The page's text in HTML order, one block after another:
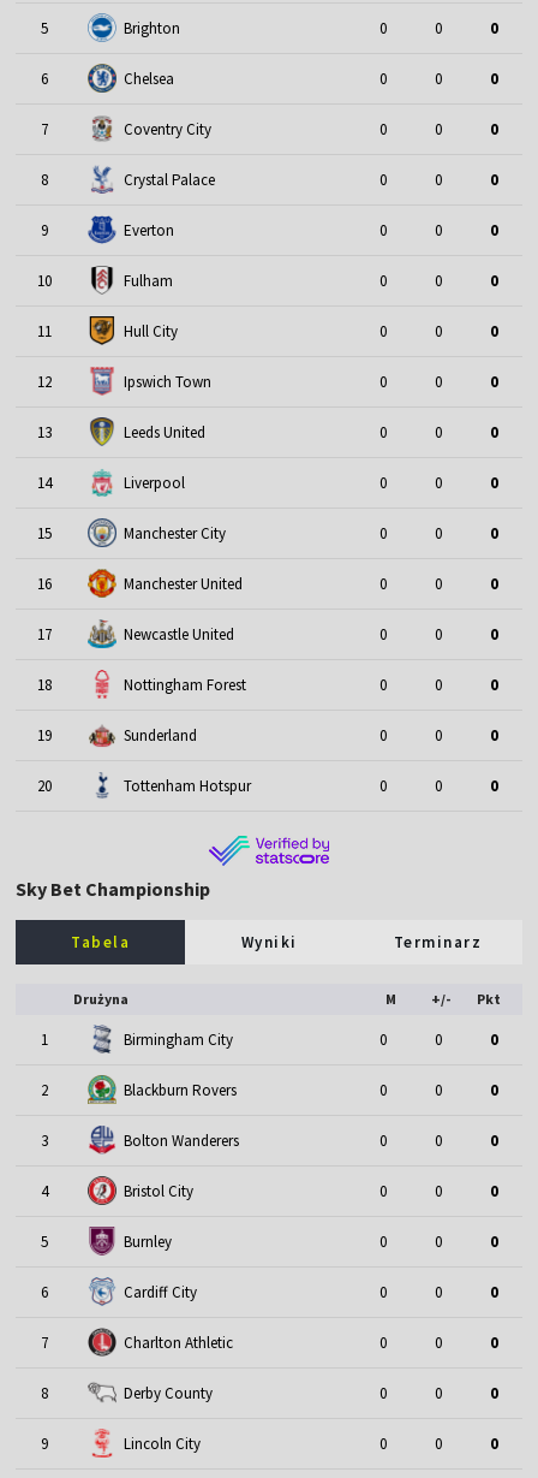
5 Brighton 0 0 0
6 Chelsea 0 0 0
7 Coventry City 0 0 0
8 Crystal Palace 0 0 0
9 Everton 0 0 0
10 Fulham 0 0 0
11 Hull City 0 0 0
12 Ipswich Town 0 0 0
13 Leeds United 0 0 0
14 Liverpool 0 0 0
15 Manchester City 0 0 0
16 Manchester United 0 0 0
17 Newcastle United 0 0 0
18 Nottingham Forest 0 0 0
19 Sunderland 0 0 0
20 Tottenham Hotspur 0 0 0
Sky Bet Championship
Tabela Wyniki Terminarz
Drużyna M +/- Pkt
1 Birmingham City 0 0 0
2 Blackburn Rovers 0 0 0
3 Bolton Wanderers 0 0 0
4 Bristol City 0 0 0
5 Burnley 0 0 0
6 Cardiff City 0 0 0
7 Charlton Athletic 0 0 0
8 Derby County 0 0 0
9 Lincoln City 0 0 0